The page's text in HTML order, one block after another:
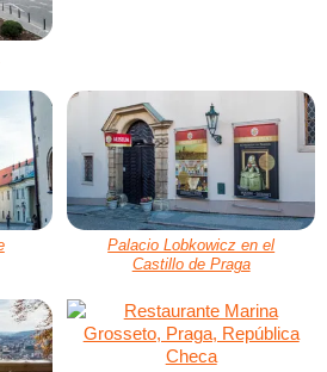
Palacio Lobkowicz en el
Castillo de Praga